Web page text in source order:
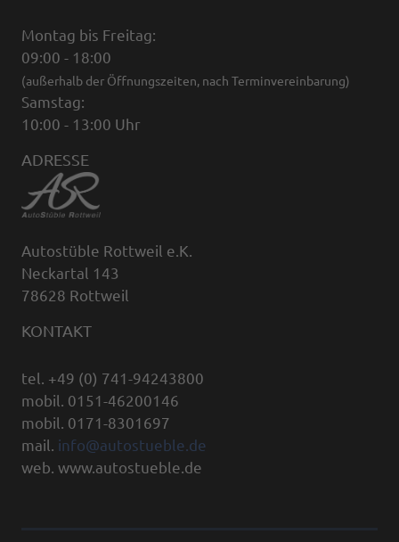
Montag bis Freitag:
09:00 - 18:00
(außerhalb der Öffnungszeiten, nach Terminvereinbarung)
Samstag:
10:00 - 13:00 Uhr
ADRESSE
Autostüble Rottweil e.K.
Neckartal 143
78628 Rottweil
KONTAKT
tel. +49 (0) 741-94243800
mobil. 0151-46200146
mobil. 0171-8301697
mail. info@autostueble.de
web. www.autostueble.de